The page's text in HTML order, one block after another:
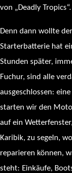
von „Deadly
Denn dann wollte
Starterbatterie hat
Stunden später,
Fuchur, sind alle
ausgeschlossen:
starten wir den
auf ein
Karibik, zu segeln,
reparieren können,
steht: Einkäufe,